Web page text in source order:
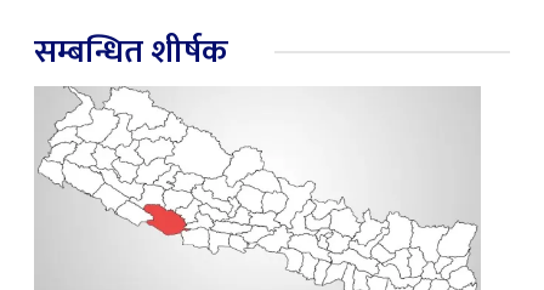
सम्बन्धित शीर्षक